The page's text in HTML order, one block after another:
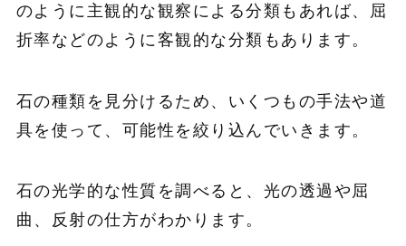
のように主観的な観察による分類もあれば、屈
折率などのように客観的な分類もあります。
石の種類を見分けるため、いくつもの手法や道
具を使って、可能性を絞り込んでいきます。
石の光学的な性質を調べると、光の透過や屈
曲、反射の仕方がわかります。